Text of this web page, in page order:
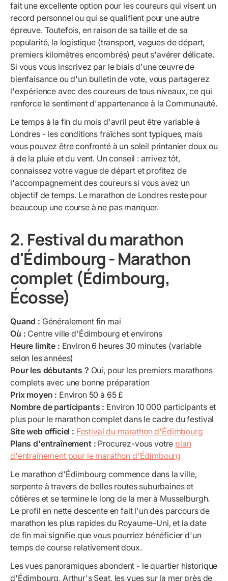
fait une excellente option pour les coureurs qui visent un
record personnel ou qui se qualifient pour une autre
épreuve. Toutefois, en raison de sa taille et de sa
popularité, la logistique (transport, vagues de départ,
premiers kilomètres encombrés) peut s'avérer délicate.
Si vous vous inscrivez par le biais d'une œuvre de
bienfaisance ou d'un bulletin de vote, vous partagerez
l'expérience avec des coureurs de tous niveaux, ce qui
renforce le sentiment d'appartenance à la Communauté.
Le temps à la fin du mois d'avril peut être variable à
Londres - les conditions fraîches sont typiques, mais
vous pouvez être confronté à un soleil printanier doux ou
à de la pluie et du vent. Un conseil : arrivez tôt,
connaissez votre vague de départ et profitez de
l'accompagnement des coureurs si vous avez un
objectif de temps. Le marathon de Londres reste pour
beaucoup une course à ne pas manquer.
2. Festival du marathon
d'Édimbourg - Marathon
complet (Édimbourg,
Écosse)
Quand : Généralement fin mai
Où : Centre ville d'Édimbourg et environs
Heure limite : Environ 6 heures 30 minutes (variable
selon les années)
Pour les débutants ? Oui, pour les premiers marathons
complets avec une bonne préparation
Prix moyen : Environ 50 à 65 £
Nombre de participants : Environ 10 000 participants et
plus pour le marathon complet dans le cadre du festival
Site web officiel : Festival du marathon d'Édimbourg
Plans d'entraînement : Procurez-vous votre plan
d'entraînement pour le marathon d'Édimbourg
Le marathon d'Édimbourg commence dans la ville,
serpente à travers de belles routes suburbaines et
côtières et se termine le long de la mer à Musselburgh.
Le profil en nette descente en fait l'un des parcours de
marathon les plus rapides du Royaume-Uni, et la date
de fin mai signifie que vous pourriez bénéficier d'un
temps de course relativement doux.
Les vues panoramiques abondent - le quartier historique
d'Édimbourg, Arthur's Seat, les vues sur la mer près de